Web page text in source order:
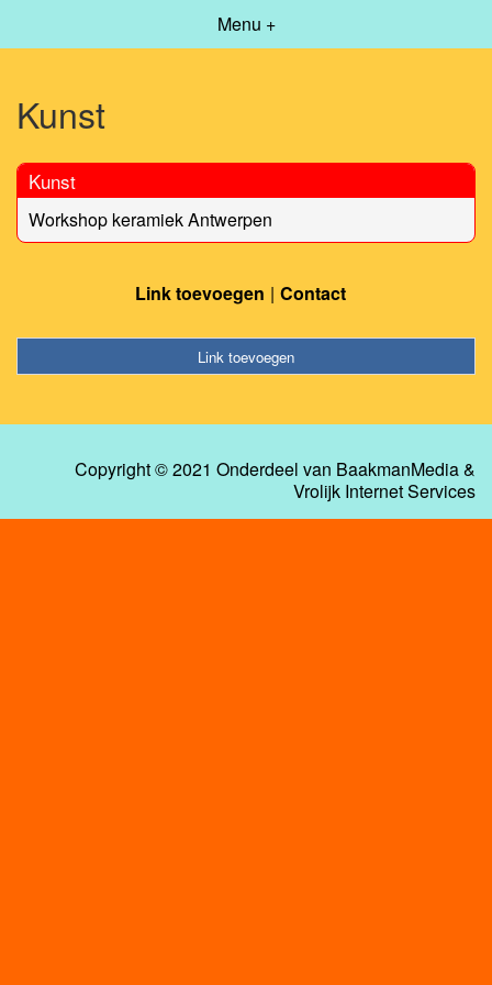
Menu +
Kunst
Kunst
Workshop keramiek Antwerpen
Link toevoegen Contact
Link toevoegen
Copyright © 2021 Onderdeel van BaakmanMedia&
Vrolijk Internet Services